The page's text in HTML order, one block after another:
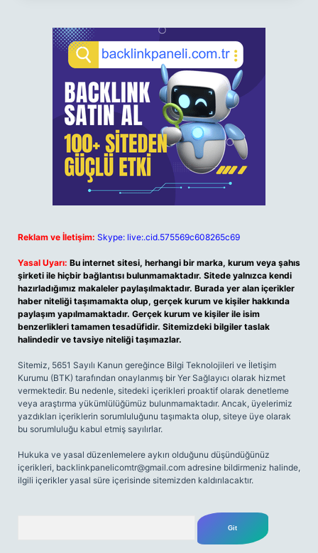
Reklam ve İletişim: Skype: live:.cid.575569c608265c69
Yasal Uyarı: Bu internet sitesi, herhangi bir marka, kurum veya şahıs
şirketi ile hiçbir bağlantısı bulunmamaktadır. Sitede yalnızca kendi
hazırladığımız makaleler paylaşılmaktadır. Burada yer alan içerikler
haber niteliği taşımamakta olup, gerçek kurum ve kişiler hakkında
paylaşım yapılmamaktadır. Gerçek kurum ve kişiler ile isim
benzerlikleri tamamen tesadüfidir. Sitemizdeki bilgiler taslak
halindedir ve tavsiye niteliği taşımazlar.
Sitemiz, 5651 Sayılı Kanun gereğince Bilgi Teknolojileri ve İletişim
Kurumu (BTK) tarafından onaylanmış bir Yer Sağlayıcı olarak hizmet
vermektedir. Bu nedenle, sitedeki içerikleri proaktif olarak denetleme
veya araştırma yükümlülüğümüz bulunmamaktadır. Ancak, üyelerimiz
yazdıkları içeriklerin sorumluluğunu taşımakta olup, siteye üye olarak
bu sorumluluğu kabul etmiş sayılırlar.
Hukuka ve yasal düzenlemelere aykırı olduğunu düşündüğünüz
içerikleri, backlinkpanelicomtr@gmail.com adresine bildirmeniz halinde,
ilgili içerikler yasal süre içerisinde sitemizden kaldırılacaktır.